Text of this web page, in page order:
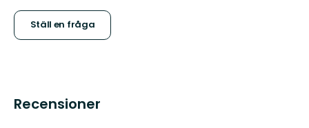
Ställ en fråga
Recensioner